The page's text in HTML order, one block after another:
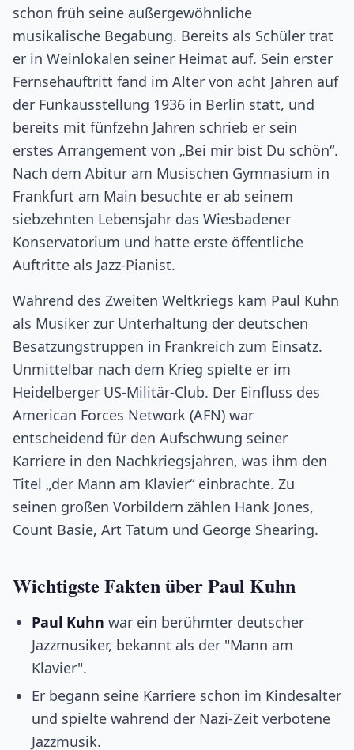
schon früh seine außergewöhnliche
musikalische Begabung. Bereits als Schüler trat
er in Weinlokalen seiner Heimat auf. Sein erster
Fernsehauftritt fand im Alter von acht Jahren auf
der Funkausstellung 1936 in Berlin statt, und
bereits mit fünfzehn Jahren schrieb er sein
erstes Arrangement von „Bei mir bist Du schön“.
Nach dem Abitur am Musischen Gymnasium in
Frankfurt am Main besuchte er ab seinem
siebzehnten Lebensjahr das Wiesbadener
Konservatorium und hatte erste öffentliche
Auftritte als Jazz-Pianist.
Während des Zweiten Weltkriegs kam Paul Kuhn
als Musiker zur Unterhaltung der deutschen
Besatzungstruppen in Frankreich zum Einsatz.
Unmittelbar nach dem Krieg spielte er im
Heidelberger US-Militär-Club. Der Einfluss des
American Forces Network (AFN) war
entscheidend für den Aufschwung seiner
Karriere in den Nachkriegsjahren, was ihm den
Titel „der Mann am Klavier“ einbrachte. Zu
seinen großen Vorbildern zählen Hank Jones,
Count Basie, Art Tatum und George Shearing.
Wichtigste Fakten über Paul Kuhn
Paul Kuhn war ein berühmter deutscher
Jazzmusiker, bekannt als der "Mann am
Klavier".
Er begann seine Karriere schon im Kindesalter
und spielte während der Nazi-Zeit verbotene
Jazzmusik.